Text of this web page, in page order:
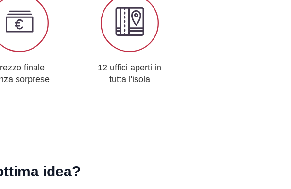
finale
sorprese
12 uffici aperti in
tutta l'isola
idea?